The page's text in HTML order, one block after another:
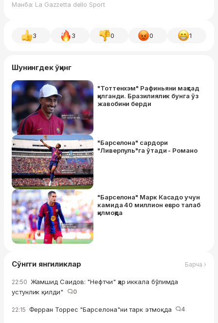
Манба: La Gazzetta dello Sport
3 3 0 0 1
Шунингдек ўқинг
"Тоттенхэм" Рафиньяни мақсад
қилганди. Бразилиялик бунга ўз
жавобини берди
"Барселона" сардори
"Ливерпуль"га ўтади - Романо
"Барселона" Марк Касадо учун
камида 40 миллион евро талаб
қилмоқда
Сўнгги янгиликлар Барча ›
22:50 Жамшид Саидов: "Нефтчи" ҳар иккала бўлимда
устунлик қилди"
0
22:15 Ферран Торрес "Барселона"ни тарк этмоқда 4